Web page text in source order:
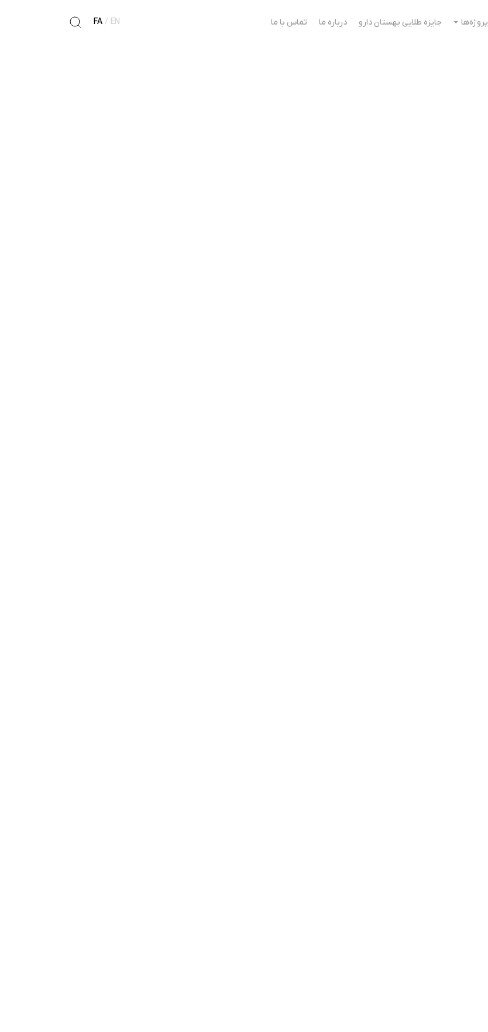
پروژه‌ها جایزه طلایی بهستان دارو درباره ما تماس با ما FA / EN